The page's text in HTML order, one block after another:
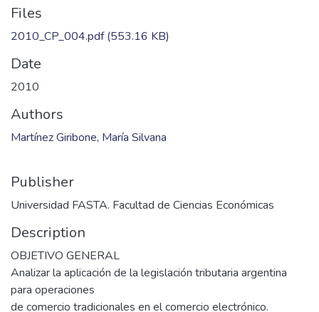
Files
2010_CP_004.pdf(553.16 KB)
Date
2010
Authors
Martínez Giribone, María Silvana
Publisher
Universidad FASTA. Facultad de Ciencias Económicas
Description
OBJETIVO GENERAL
Analizar la aplicación de la legislación tributaria argentina
para operaciones
de comercio tradicionales en el comercio electrónico.